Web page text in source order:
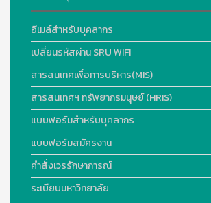
อีเมล์สำหรับบุคลากร
เปลี่ยนรหัสผ่าน SRU WIFI
สารสนเทศเพื่อการบริหาร(MIS)
สารสนเทศฯ ทรัพยากรมนุษย์ (HRIS)
แบบฟอร์มสำหรับบุคลากร
แบบฟอร์มสมัครงาน
คำสั่งเวรรักษาการณ์
ระเบียบมหาวิทยาลัย